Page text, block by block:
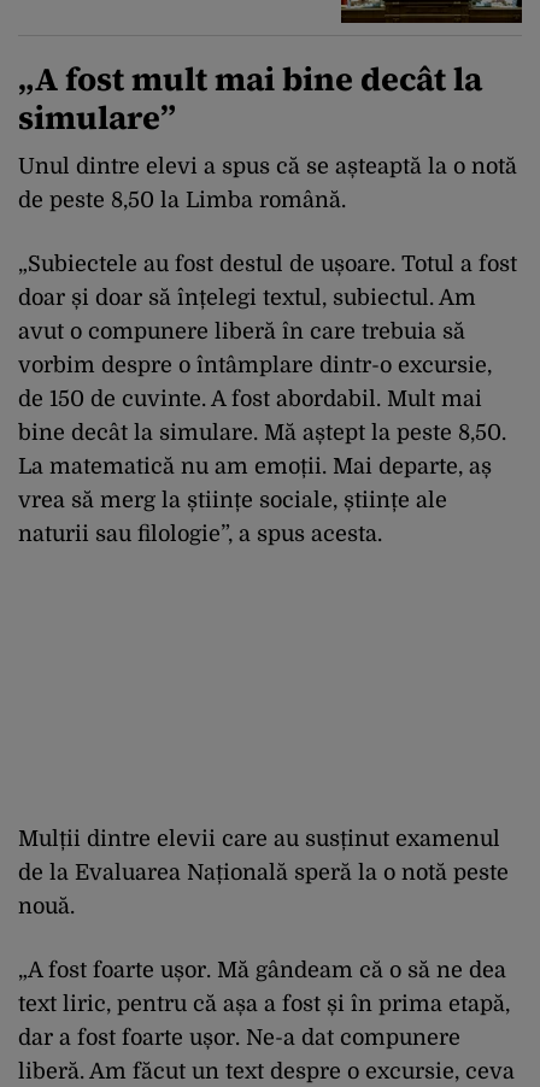
„A fost mult mai bine decât la
simulare”
Unul dintre elevi a spus că se așteaptă la o notă
de peste 8,50 la Limba română.
„Subiectele au fost destul de ușoare. Totul a fost
doar și doar să înțelegi textul, subiectul. Am
avut o compunere liberă în care trebuia să
vorbim despre o întâmplare dintr-o excursie,
de 150 de cuvinte. A fost abordabil. Mult mai
bine decât la simulare. Mă aștept la peste 8,50.
La matematică nu am emoții. Mai departe, aș
vrea să merg la științe sociale, științe ale
naturii sau filologie”, a spus acesta.
Mulții dintre elevii care au susținut examenul
de la Evaluarea Națională speră la o notă peste
nouă.
„A fost foarte ușor. Mă gândeam că o să ne dea
text liric, pentru că așa a fost și în prima etapă,
dar a fost foarte ușor. Ne-a dat compunere
liberă. Am făcut un text despre o excursie, ceva